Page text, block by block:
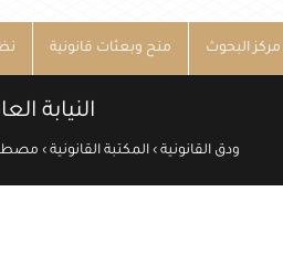
مركز البحوث منح وبعثات قانونية
النيابة
ودق القانونية › المكتبة القانونية ›